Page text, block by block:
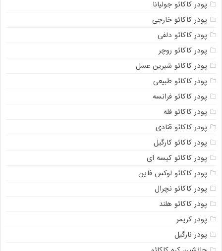
پودر کاکائو جولیانا
پودر کاکائو خارجی
پودر کاکائو دلفی
پودر کاکائو روچر
پودر کاکائو شیرین عسل
پودر کاکائو طبیعی
پودر کاکائو فرانسه
پودر کاکائو فله
پودر کاکائو قنادی
پودر کاکائو کارگیل
پودر کاکائو کیسه ای
پودر کاکائو لوکس فاین
پودر کاکائو نچرال
پودر کاکائو هلند
پودر کریمر
پودر نارگیل